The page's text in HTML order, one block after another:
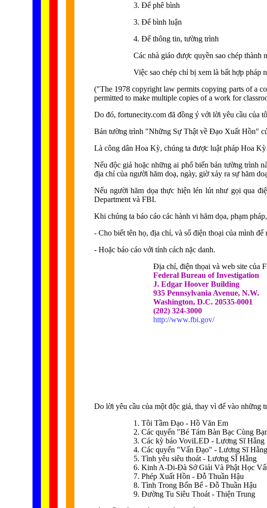
.
3. Để phê bình
3. Để bình luận
4. Để thông tin, tường trình
Các nhà giáo được quyền sao chép thành
Việc sao chép chỉ bị xem là bất hợp pháp
("The 1978 copyright law permits copying parts of a
permitted to make multiple copies of a work for
Do đó, fortunecity.com đã đồng ý với lời yêu cầu của
Bản tường trình "Những Sự Thật về Đạo Xuất Hồn"
Là công dân Hoa Kỳ, chúng ta được luật pháp Hoa
Nếu độc giả hoặc những ai phổ biến bản tường trình
địa chỉ của người hăm doạ, ngày, giờ xảy ra sự hăm
Nếu người hăm dọa thực hiện lén lút như gọi qua
Department và FBI.
Khi chúng ta báo cáo các hành vi hăm dọa, phạm
- Cho biết tên họ, địa chỉ, và số điện thoại của mình
- Hoặc báo cáo với tính cách nặc danh.
Địa chỉ, điện thọai và web site của
Federal Bureau of Investigation
J. Edgar Hoover Building
935 Pennsylvania Avenue, N.W.
Washington, D.C. 20535-0001
(202) 324-3000
http://www.fbi.gov/
Do lời yêu cầu của một độc giả, thay vì để vào những
1. Tôi Tầm Đạo - Hồ Văn Em
2. Các quyển "Bé Tám Bàn Bạc Cùng
3. Các kỳ báo VoviLED - Lương Sĩ Hằng
4. Các quyển "Vấn Đạo" - Lương Sĩ Hằng
5. Tình yêu siêu thoát - Lương SĨ Hằng
6. Kinh A-Di-Đà Sớ Giải Và Phật Học
7. Phép Xuất Hồn - Đỗ Thuần Hậu
8. Tình Trong Bốn Bể - Đỗ Thuần Hậu
9. Đường Tu Siêu Thoát - Thiện Trung